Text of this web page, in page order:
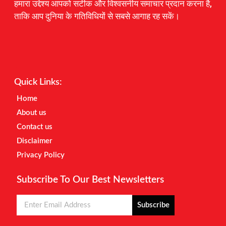
हमारा उद्देश्य आपको सटीक और विश्वसनीय समाचार प्रदान करना है,
ताकि आप दुनिया के गतिविधियों से सबसे आगाह रह सकें।
Quick Links:
Home
About us
Contact us
Disclaimer
Privacy Policy
Subscribe To Our Best Newsletters
Subscribe